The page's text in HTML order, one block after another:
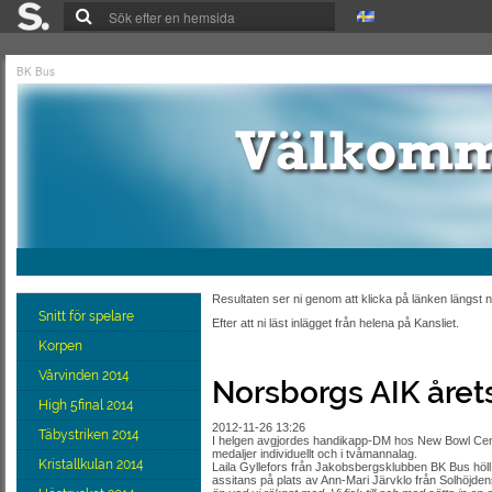
BK Bus
Snitt för spelare
Korpen
Vårvinden 2014
High 5final 2014
Täbystriken 2014
Kristallkulan 2014
Resultaten ser ni genom att klicka på länken längst
Efter att ni läst inlägget från helena på Kansliet.
Norsborgs AIK
2012-11-26 13:26
I helgen avgjordes handikapp-DM hos New Bowl
medaljer individuellt och i tvåmannalag.
Laila Gyllefors från Jakobsbergsklubben BK Bus
assitans på plats av Ann-Mari Järvklo från